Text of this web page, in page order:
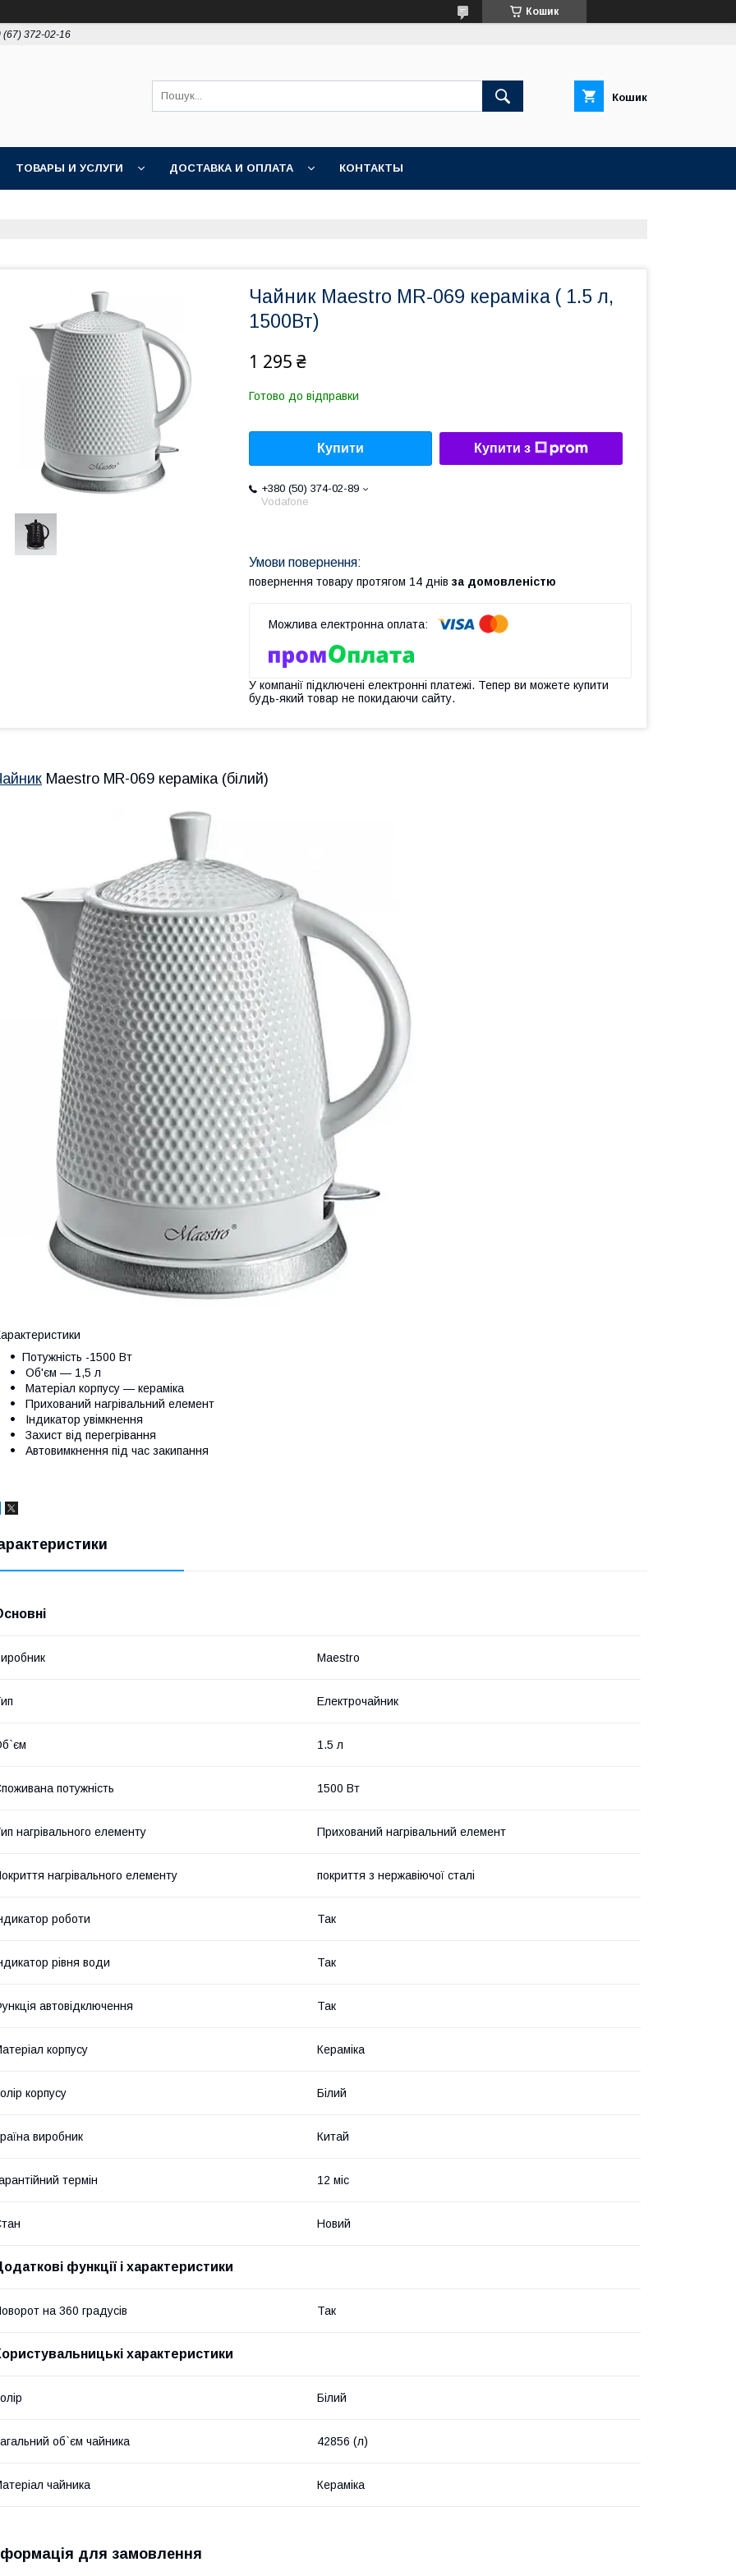
Кошик
(67) 372-02-16
Кошик
ТОВАРЫ И УСЛУГИ ДОСТАВКА И ОПЛАТА КОНТАКТЫ
Чайник Maestro MR-069 кераміка ( 1.5 л,
1500Вт)
1 295 ₴
Готово до відправки
Купити Купити з
+380 (50) 374-02-89
Vodafone
повернення товару протягом 14 днів за домовленістю
У компанії підключені електронні платежі. Тепер ви можете купити
будь-який товар не покидаючи сайту.
Maestro MR-069 кераміка (білий)
Потужність -1500 Вт
Об'єм — 1,5 л
Матеріал корпусу — кераміка
Прихований нагрівальний елемент
Індикатор увімкнення
Захист від перегрівання
Автовимкнення під час закипання
Maestro
Електрочайник
1.5 л
потужність 1500 Вт
нагрівального елементу Прихований нагрівальний елемент
нагрівального елементу покриття з нержавіючої сталі
роботи Так
рівня води Так
автовідключення Так
корпусу Кераміка
корпусу Білий
виробник Китай
термін 12 міс
Новий
функції і характеристики
на 360 градусів Так
характеристики
Білий
об`єм чайника 42856 (л)
чайника Кераміка
для замовлення